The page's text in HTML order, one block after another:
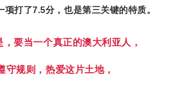
项打了7.5分，也是第三关键的特质。
，要当一个真正的澳大利亚人，
守规则，热爱这片土地，